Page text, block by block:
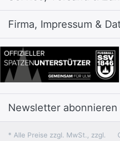
Firma, Impressum &
Newsletter abonnieren
* Alle Preise zzgl. MwSt., zzgl.